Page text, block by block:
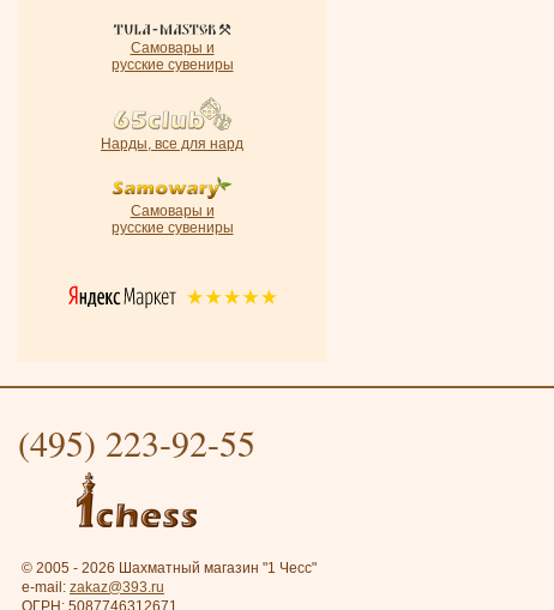
Самовары и
русские сувениры
Нарды, все для нард
Самовары и
русские сувениры
(495) 223-92-55
© 2005 - 2026 Шахматный магазин "1 Чесс"
e-mail: zakaz@393.ru
ОГРН: 5087746312671